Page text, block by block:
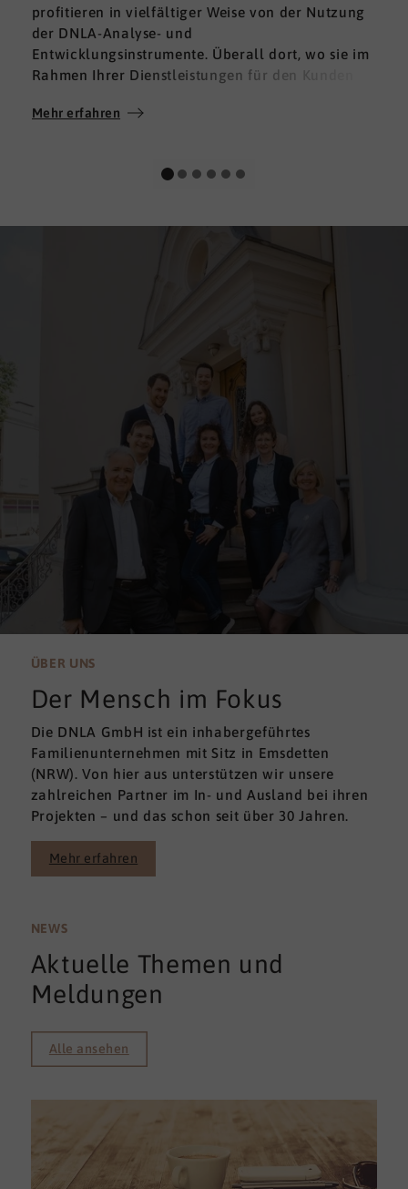
profitieren in vielfältiger Weise von der Nutzung
der DNLA-Analyse- und
Entwicklungsinstrumente. Überall dort, wo sie im
Rahmen Ihrer Dienstleistungen für den Kunden
Soft Skills brauchen, finden sie in DNLA den
Mehr erfahren
ÜBER UNS
Der Mensch im Fokus
Die DNLA GmbH ist ein inhabergeführtes
Familienunternehmen mit Sitz in Emsdetten
(NRW). Von hier aus unterstützen wir unsere
zahlreichen Partner im In- und Ausland bei ihren
Projekten – und das schon seit über 30 Jahren.
Mehr erfahren
NEWS
Aktuelle Themen und
Meldungen
Alle ansehen